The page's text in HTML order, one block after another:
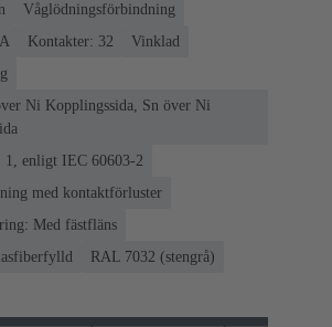
Våglödningsförbindning
Kontakter: 32
Vinklad
Ni Kopplingssida, Sn över Ni
1, enligt IEC 60603-2
med kontaktförluster
Med fästfläns
RAL 7032 (stengrå)